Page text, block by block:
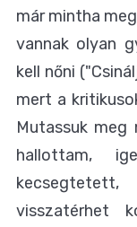
már mintha
vannak olyan
kell nőni
mert a
Mutassuk meg
hallottam,
visszatérhet